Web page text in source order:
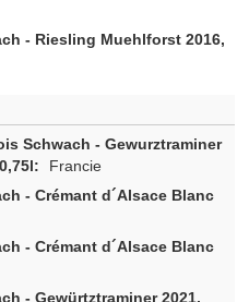
Francie